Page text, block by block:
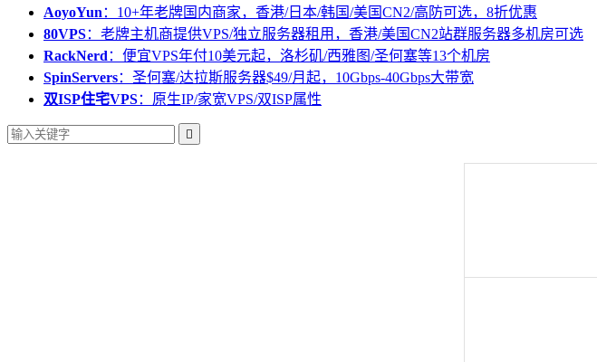
AoyoYun：10+年老牌国内商家，香港/日本/韩国/美国CN2/高防可选，8折优惠
80VPS：老牌主机商提供VPS/独立服务器租用，香港/美国CN2站群服务器多机房可选
RackNerd：便宜VPS年付10美元起，洛杉矶/西雅图/圣何塞等13个机房
SpinServers：圣何塞/达拉斯服务器$49/月起，10Gbps-40Gbps大带宽
双ISP住宅VPS：原生IP/家宽VPS/双ISP属性
